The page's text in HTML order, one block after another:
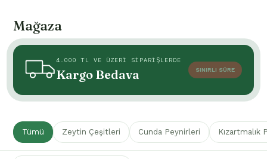
Mağaza
4.000 TL VE ÜZERİ SİPARİŞLERDE
Kargo Bedava SINIRLI SÜRE
Tümü Zeytin Çeşitleri Cunda Peynirleri Kızartmalık